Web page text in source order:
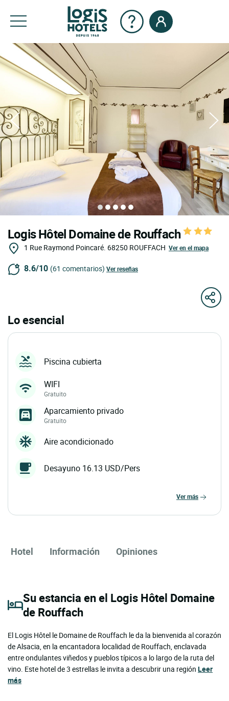
Logis Hôtel Domaine de Rouffach
1 Rue Raymond Poincaré. 68250 ROUFFACH Ver en el mapa
8.6/10 (61 comentarios) Ver reseñas
Lo esencial
Piscina cubierta
WIFI
Gratuito
Aparcamiento privado
Gratuito
Aire acondicionado
Desayuno 16.13 USD/Pers
ver más
Hotel Información Opiniones
Su estancia en el Logis Hôtel Domaine
de Rouffach
El Logis Hôtel le Domaine de Rouffach le da la bienvenida al corazón
de Alsacia, en la encantadora localidad de Rouffach, enclavada
entre ondulantes viñedos y pueblos típicos a lo largo de la ruta del
vino. Este hotel de 3 estrellas le invita a descubrir una región Leer
más